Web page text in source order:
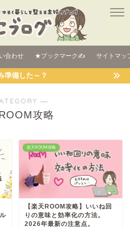
合わせ ★ブックマーク✍ サイトマッ
準備した～？
―
攻略
楽天ROOM攻略
【楽天ROOM攻略】いいね回
りの意味と効率化の方法。
2026年最新の注意点。